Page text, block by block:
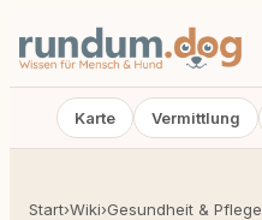
Karte Vermittlung
Start›Wiki›Gesundheit & Pflege